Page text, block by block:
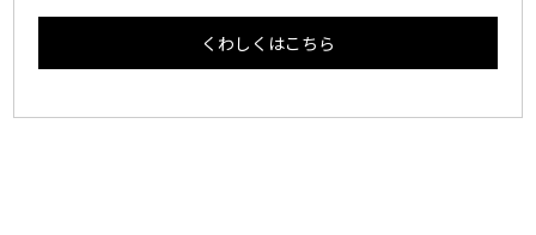
くわしくはこちら